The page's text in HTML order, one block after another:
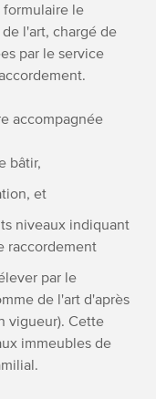
formulaire le
l'art, chargé de
par le service
accompagnée
bâtir,
et
niveaux indiquant
raccordement
par le
de l'art d'après
vigueur). Cette
immeubles de